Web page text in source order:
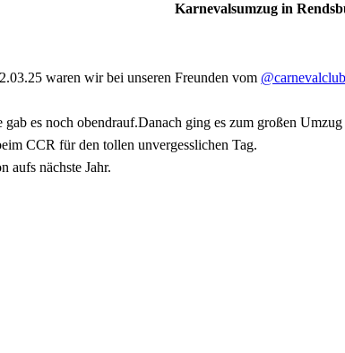
Karnevalsumzug in
waren wir bei unseren Freunden vom
gab es noch obendrauf.Danach ging es zum großen
CCR für den tollen unvergesslichen Tag.
aufs nächste Jahr.